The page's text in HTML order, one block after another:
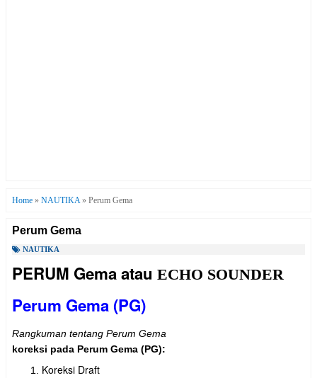
Home » NAUTIKA» Perum Gema
Perum Gema
NAUTIKA
PERUM Gema atau ECHO SOUNDER
Perum Gema (PG)
Rangkuman tentang Perum Gema
koreksi pada Perum Gema (PG):
Koreksi Draft